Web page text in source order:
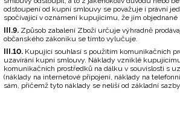
odstoupení od kupní smlouvy se považuje i právní
spočívající v oznámení kupujícímu, že jím objednané
III.9. Způsob zabalení Zboží určuje výhradně
občanského zákoníku se tímto vylučuje.
III.10. Kupující souhlasí s použitím komunikačních
uzavírání kupní smlouvy. Náklady vzniklé
komunikačních prostředků na dálku v souvislosti s
(náklady na internetové připojení, náklady na
sám, přičemž tyto náklady se neliší od základní